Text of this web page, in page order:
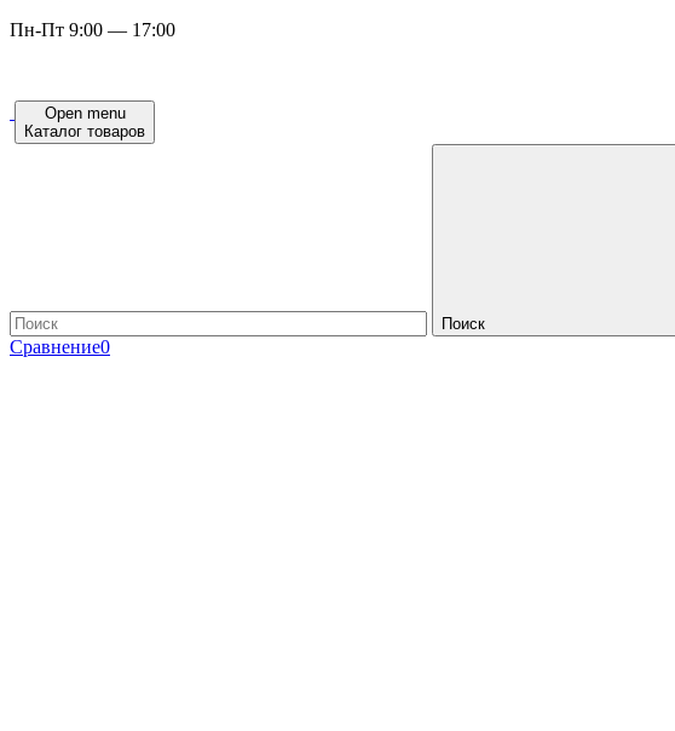
Пн-Пт 9:00 — 17:00
Open menu
Каталог товаров
Поиск
Сравнение0